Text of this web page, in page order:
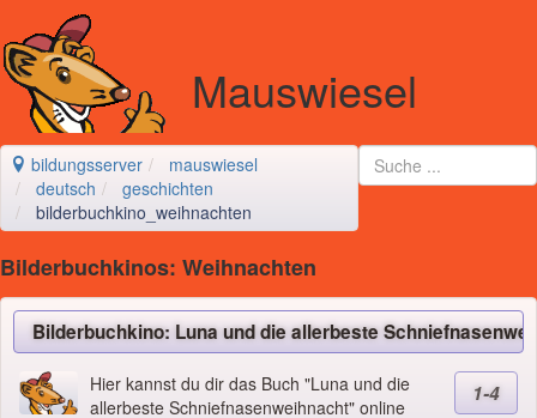
Mauswiesel
bildungsserver
mauswiesel
deutsch
geschichten
bilderbuchkino_weihnachten
Bilderbuchkinos: Weihnachten
Bilderbuchkino: Luna und die allerbeste
Hier kannst du dir das Buch "Luna und die
allerbeste Schniefnasenweihnacht" online
1-4